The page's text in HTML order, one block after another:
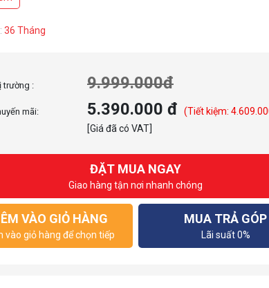
VESA: 75x75mm
36 Tháng
trường : 9.999.000đ
mãi: 5.390.000 đ
(Tiết kiệm:
[Giá đã có VAT]
ĐẶT MUA NGAY
Giao hàng tận nơi nhanh chóng
VÀO GIỎ HÀNG
vào giỏ hàng để chọn tiếp
MUA TRẢ GÓP
Lãi suất 0%